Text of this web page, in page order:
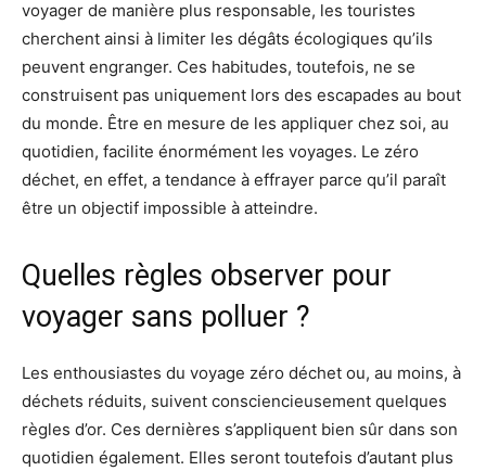
voyager de manière plus responsable, les touristes
cherchent ainsi à limiter les dégâts écologiques qu’ils
peuvent engranger. Ces habitudes, toutefois, ne se
construisent pas uniquement lors des escapades au bout
du monde. Être en mesure de les appliquer chez soi, au
quotidien, facilite énormément les voyages. Le zéro
déchet, en effet, a tendance à effrayer parce qu’il paraît
être un objectif impossible à atteindre.
Quelles règles observer pour
voyager sans polluer ?
Les enthousiastes du voyage zéro déchet ou, au moins, à
déchets réduits, suivent consciencieusement quelques
règles d’or. Ces dernières s’appliquent bien sûr dans son
quotidien également. Elles seront toutefois d’autant plus